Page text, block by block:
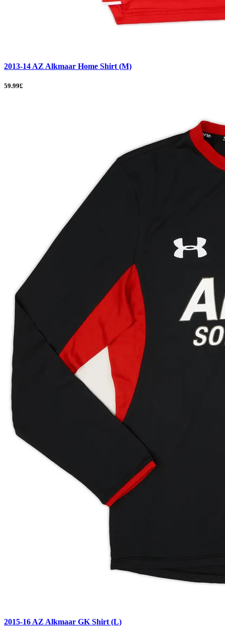
2013-14 AZ Alkmaar Home Shirt (M)
59.99£
2015-16 AZ Alkmaar GK Shirt (L)